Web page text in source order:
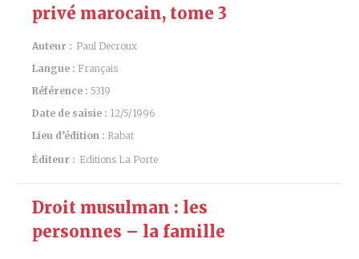
privé marocain, tome 3
Auteur : Paul Decroux
Langue : Français
Référence : 5319
Date de saisie : 12/5/1996
Lieu d’édition : Rabat
Éditeur : Editions La Porte
Droit musulman : les
personnes – la famille